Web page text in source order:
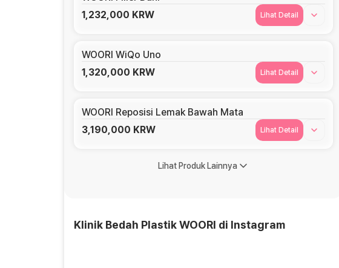
1,232,000 KRW Lihat Detail
WOORI WiQo Uno
1,320,000 KRW Lihat Detail
WOORI Reposisi Lemak Bawah Mata
3,190,000 KRW Lihat Detail
Lihat Produk Lainnya
Klinik Bedah Plastik WOORI di Instagram